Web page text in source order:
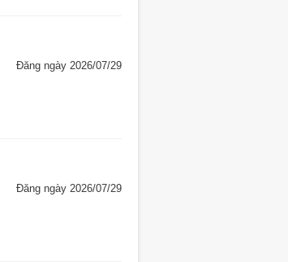
Đăng ngày 2026/07/29
Đăng ngày 2026/07/29